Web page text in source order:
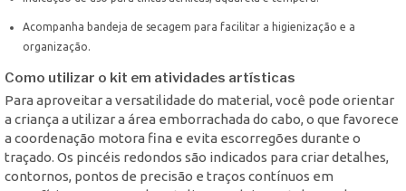
Acompanha bandeja de secagem para facilitar a higienização e a
organização.
Como utilizar o kit em atividades artísticas
Para aproveitar a versatilidade do material, você pode orientar
a criança a utilizar a área emborrachada do cabo, o que favorece
a coordenação motora fina e evita escorregões durante o
traçado. Os pincéis redondos são indicados para criar detalhes,
contornos, pontos de precisão e traços contínuos em